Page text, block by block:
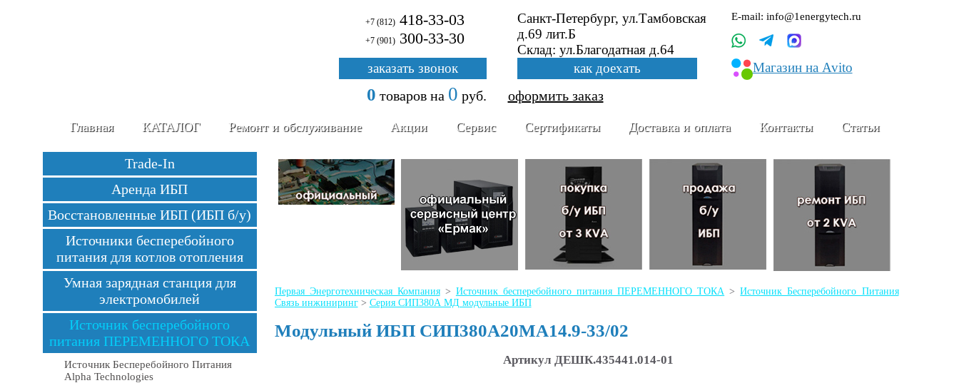
+7 (812)418-33-03
+7 (901)300-33-30
Санкт-Петербург, ул.Тамбовская
д.69 лит.Б
Склад: ул.Благодатная д.64
E-mail: info@1energytech.ru
Магазин на Avito
заказать звонок как доехать
0 товаровна 0 руб. оформить заказ
Главная КАТАЛОГ Ремонт и обслуживание Акции Сервис Сертификаты Доставка и оплата Контакты Статьи
Первая Энерготехническая Компания> Источник бесперебойного питания ПЕРЕМЕННОГО ТОКА >Источник Бесперебойного Питания
Связь инжиниринг> Серия СИП380А МД модульные ИБП
Модульный ИБП СИП380А20МА14.9-33/02
Артикул ДЕШК.435441.014-01
Trade-In
Аренда ИБП
Восстановленные ИБП (ИБП б/у)
Источники бесперебойного
питания для котлов отопления
Умная зарядная станция для
электромобилей
Источник бесперебойного
питания ПЕРЕМЕННОГО ТОКА
Источник Бесперебойного Питания
Alpha Technologies